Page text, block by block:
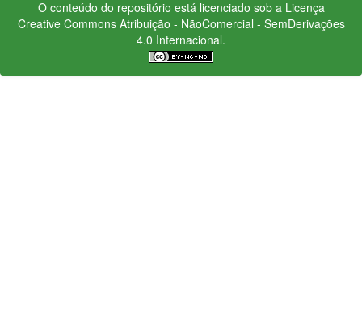
O conteúdo do repositório está licenciado sob a Licença
Creative CommonsAtribuição - NãoComercial - SemDerivações
4.0 Internacional.